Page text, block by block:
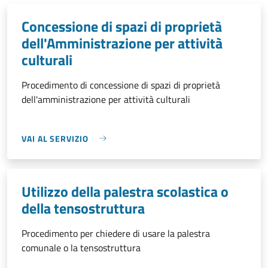
Concessione di spazi di proprietà
dell'Amministrazione per attività
culturali
Procedimento di concessione di spazi di proprietà
dell'amministrazione per attività culturali
VAI AL SERVIZIO
Utilizzo della palestra scolastica o
della tensostruttura
Procedimento per chiedere di usare la palestra
comunale o la tensostruttura